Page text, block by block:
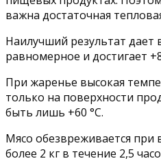
важна достаточная
Наилучший результат дает
равномерное и достигает
При жаренье высокая
только на поверхности
быть лишь +60 °С.
Мясо обезвреживается при
более 2 кг в течение 2,5